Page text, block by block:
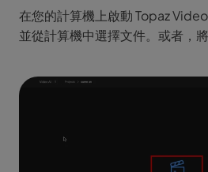
在您的計算機上啟動 Topaz
並從計算機中選擇文件。或者，